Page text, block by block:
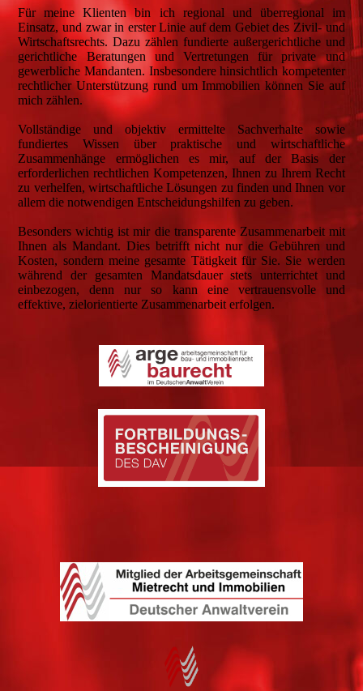
Für meine Klienten bin ich regional und überregional im
Einsatz, und zwar in erster Linie auf dem Gebiet des Zivil- und
Wirtschaftsrechts. Dazu zählen fundierte außergerichtliche und
gerichtliche Beratungen und Vertretungen für private und
gewerbliche Mandanten. Insbesondere hinsichtlich kompetenter
rechtlicher Unterstützung rund um Immobilien können Sie auf
mich zählen.
Vollständige und objektiv ermittelte Sachverhalte sowie
fundiertes Wissen über praktische und wirtschaftliche
Zusammenhänge ermöglichen es mir, auf der Basis der
erforderlichen rechtlichen Kompetenzen, Ihnen zu Ihrem Recht
zu verhelfen, wirtschaftliche Lösungen zu finden und Ihnen vor
allem die notwendigen Entscheidungshilfen zu geben.
Besonders wichtig ist mir die transparente Zusammenarbeit mit
Ihnen als Mandant. Dies betrifft nicht nur die Gebühren und
Kosten, sondern meine gesamte Tätigkeit für Sie. Sie werden
während der gesamten Mandatsdauer stets unterrichtet und
einbezogen, denn nur so kann eine vertrauensvolle und
effektive, zielorientierte Zusammenarbeit erfolgen.